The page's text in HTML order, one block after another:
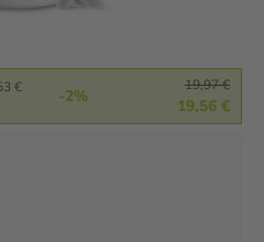
€
-2%
19,97 €
19,56 €